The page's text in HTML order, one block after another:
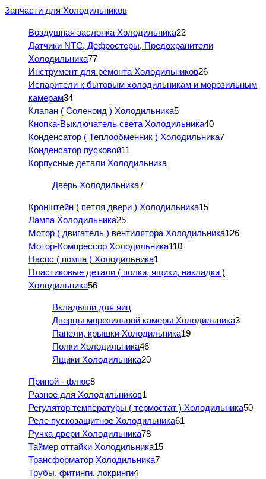
Запчасти для Холодильников
Воздушная заслонка Холодильника22
Датчики NTC, Дефростеры, Предохранители
Холодильника77
Инструмент для ремонта Холодильников26
Испарители к бытовым холодильникам и морозильным
камерам34
Клапан ( Соленоид ) Холодильника5
Кнопка-Выключатель света Холодильника40
Конденсатор ( Теплообменник ) Холодильника7
Конденсатор пусковой11
Корпусные детали Холодильника
Дверь Холодильника7
Кронштейн ( петля двери ) Холодильника15
Лампа Холодильника25
Мотор ( двигатель ) вентилятора Холодильника126
Мотор-Компрессор Холодильника110
Насос ( помпа ) Холодильника1
Пластиковые детали ( полки, ящики, накладки )
Холодильника56
Вкладыши для яиц
Дверцы морозильной камеры Холодильника3
Панели, крышки Холодильника19
Полки Холодильника46
Ящики Холодильника20
Припой - флюс8
Разное для Холодильников1
Регулятор температуры ( термостат ) Холодильника50
Реле пускозащитное Холодильника61
Ручка двери Холодильника78
Таймер оттайки Холодильника15
Трансформатор Холодильника7
Трубы, фитинги, локринги4